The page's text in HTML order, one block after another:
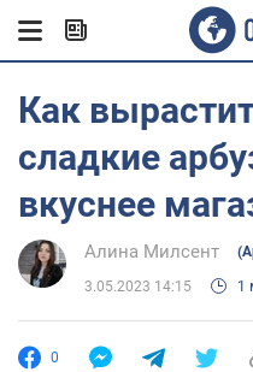
Как
сладкие
вкуснее
Алина Милсент
3.05.2023 14:15 1
0